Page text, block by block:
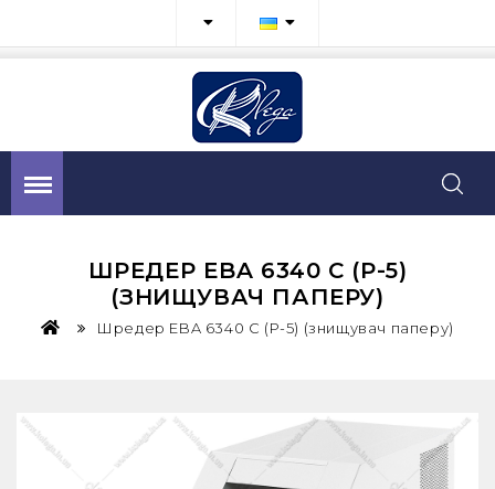
ШРЕДЕР EBA 6340 C (P-5)
(ЗНИЩУВАЧ ПАПЕРУ)
Шредер EBA 6340 C (P-5) (знищувач паперу)